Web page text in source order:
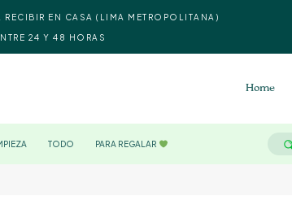
RECIBIR EN CASA (LIMA METROPOLITANA)
24 Y 48 HORAS
Home
TODO PARA REGALAR